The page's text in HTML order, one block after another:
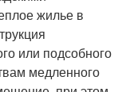
жилье в
или подсобного
медленного